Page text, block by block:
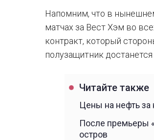
Напомним, что в
матчах за Вест Хэм во
контракт, который
полузащитник
Читайте также
Цены на нефть за
После премьеры
остров